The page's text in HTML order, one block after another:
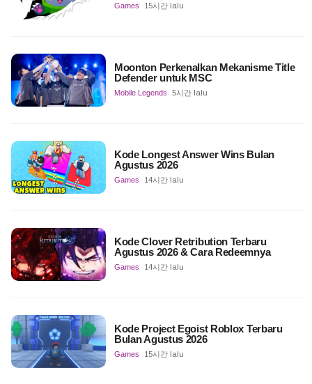
Games 15시간 lalu
Moonton Perkenalkan Mekanisme Title
Defender untuk MSC
Mobile Legends 5시간 lalu
Kode Longest Answer Wins Bulan
Agustus 2026
Games 14시간 lalu
Kode Clover Retribution Terbaru
Agustus 2026 & Cara Redeemnya
Games 14시간 lalu
Kode Project Egoist Roblox Terbaru
Bulan Agustus 2026
Games 15시간 lalu